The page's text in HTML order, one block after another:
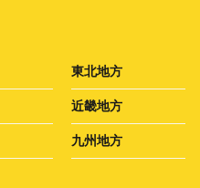
東北地方
近畿地方
九州地方